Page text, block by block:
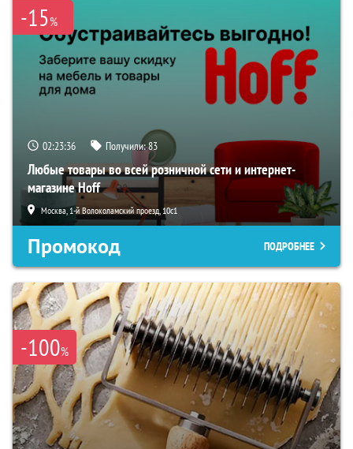
-15%
02:23:35 Получили:83
Любые товары во всей розничной сети и интернет-
магазине Hoff
Москва, 1-й Волоколамский проезд, 10с1
Промокод ПОДРОБНЕЕ
-100%